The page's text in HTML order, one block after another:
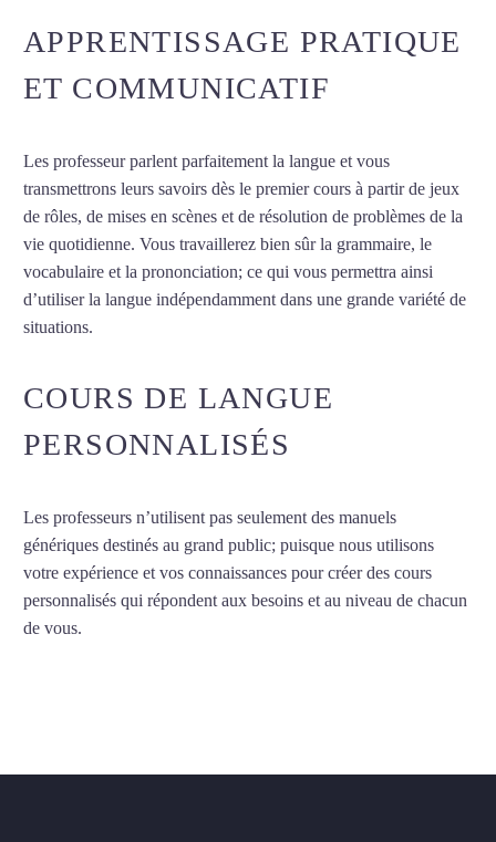
APPRENTISSAGE PRATIQUE
ET COMMUNICATIF
Les professeur parlent parfaitement la langue et vous
transmettrons leurs savoirs dès le premier cours à partir de jeux
de rôles, de mises en scènes et de résolution de problèmes de la
vie quotidienne. Vous travaillerez bien sûr la grammaire, le
vocabulaire et la prononciation; ce qui vous permettra ainsi
d’utiliser la langue indépendamment dans une grande variété de
situations.
COURS DE LANGUE
PERSONNALISÉS
Les professeurs n’utilisent pas seulement des manuels
génériques destinés au grand public; puisque nous utilisons
votre expérience et vos connaissances pour créer des cours
personnalisés qui répondent aux besoins et au niveau de chacun
de vous.